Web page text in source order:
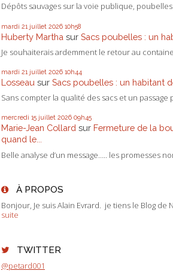
Dépôts sauvages sur la voie publique,
mardi 21 juillet 2026 10h58
Huberty Martha sur Sacs poubelles : un
Je souhaiterais ardemment le retour au
mardi 21 juillet 2026 10h44
Losseau sur Sacs poubelles : un habitant
Sans compter la qualité des sacs et un passage
mercredi 15 juillet 2026 09h45
Marie-Jean Collard sur Fermeture de la
quand le...
Belle analyse d’un message….. les promesses
À PROPOS
Bonjour, Je suis Alain Evrard. je tiens le Blog de
suite
TWITTER
@petard001